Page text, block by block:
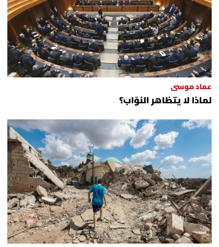
صحّة وصحن
الرياضة
منوّعات
حظّك اليوم
للتاريخ
فيديو
من نحن
للتواصل معنا
شروط الاستخدام
عماد موسى
لماذا لا يتظاهر النوّاب؟